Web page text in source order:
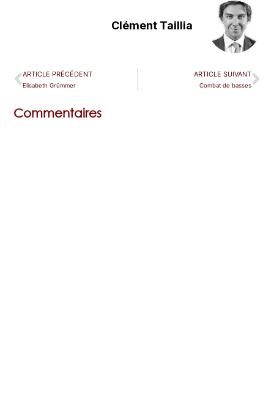
Clément Taillia
ARTICLE PRÉCÉDENT
Elisabeth Grümmer
ARTICLE SUIVANT
Combat de basses
Commentaires